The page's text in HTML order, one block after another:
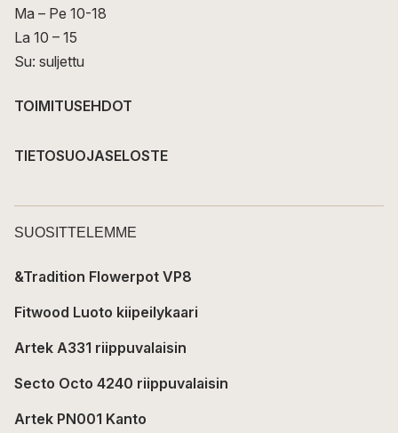
Ma – Pe 10-18
La 10 – 15
Su: suljettu
TOIMITUSEHDOT
TIETOSUOJASELOSTE
SUOSITTELEMME
&Tradition Flowerpot VP8
Fitwood Luoto kiipeilykaari
Artek A331 riippuvalaisin
Secto Octo 4240 riippuvalaisin
Artek PN001 Kanto